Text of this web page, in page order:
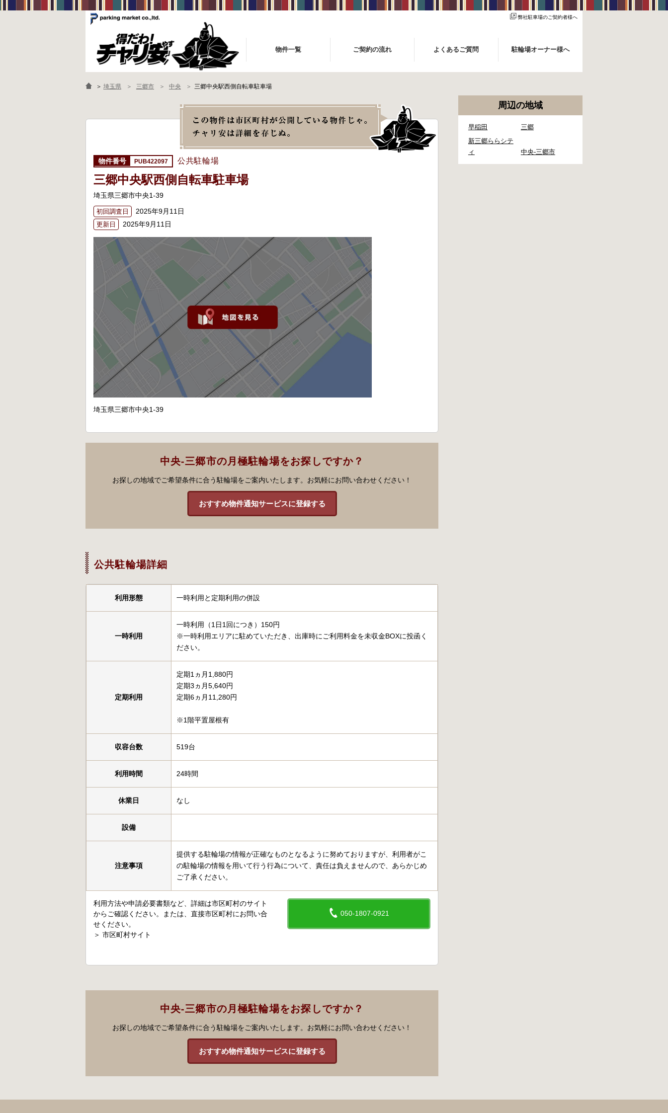
弊社駐車場のご契約者様へ
物件一覧 ご契約の流れ よくあるご質問 駐輪場オーナー様へ
＞ 埼玉県 三郷市 中央 三郷中央駅西側自転車駐車場
PUB422097 公共駐輪場
三郷中央駅西側自転車駐車場
埼玉県三郷市中央1-39
初回調査日 2025年9月11日
更新日 2025年9月11日
埼玉県三郷市中央1-39
中央-三郷市の月極駐輪場をお探しですか？
お探しの地域でご希望条件に合う駐輪場をご案内いたします。お気軽にお問い合わせください！
おすすめ物件通知サービスに登録する
公共駐輪場詳細
利用形態 一時利用と定期利用の併設
一時利用
一時利用（1日1回につき）150円
※一時利用エリアに駐めていただき、出庫時にご利用料金を未収金BOXに投函く
ださい。
定期利用
定期1ヵ月1,880円
定期3ヵ月5,640円
定期6ヵ月11,280円
※1階平置屋根有
収容台数 519台
利用時間 24時間
休業日 なし
設備
注意事項
提供する駐輪場の情報が正確なものとなるように努めておりますが、利用者がこ
の駐輪場の情報を用いて行う行為について、責任は負えませんので、あらかじめ
ご了承ください。
050-1807-0921
利用方法や申請必要書類など、詳細は市区町村のサイト
からご確認ください。または、直接市区町村にお問い合
せください。
＞ 市区町村サイト
中央-三郷市の月極駐輪場をお探しですか？
お探しの地域でご希望条件に合う駐輪場をご案内いたします。お気軽にお問い合わせください！
おすすめ物件通知サービスに登録する
周辺の地域
早稲田
三郷
新三郷ららシテ
ィ
中央-三郷市